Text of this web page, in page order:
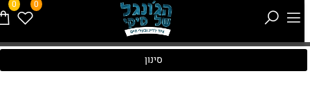
0 0
סינון